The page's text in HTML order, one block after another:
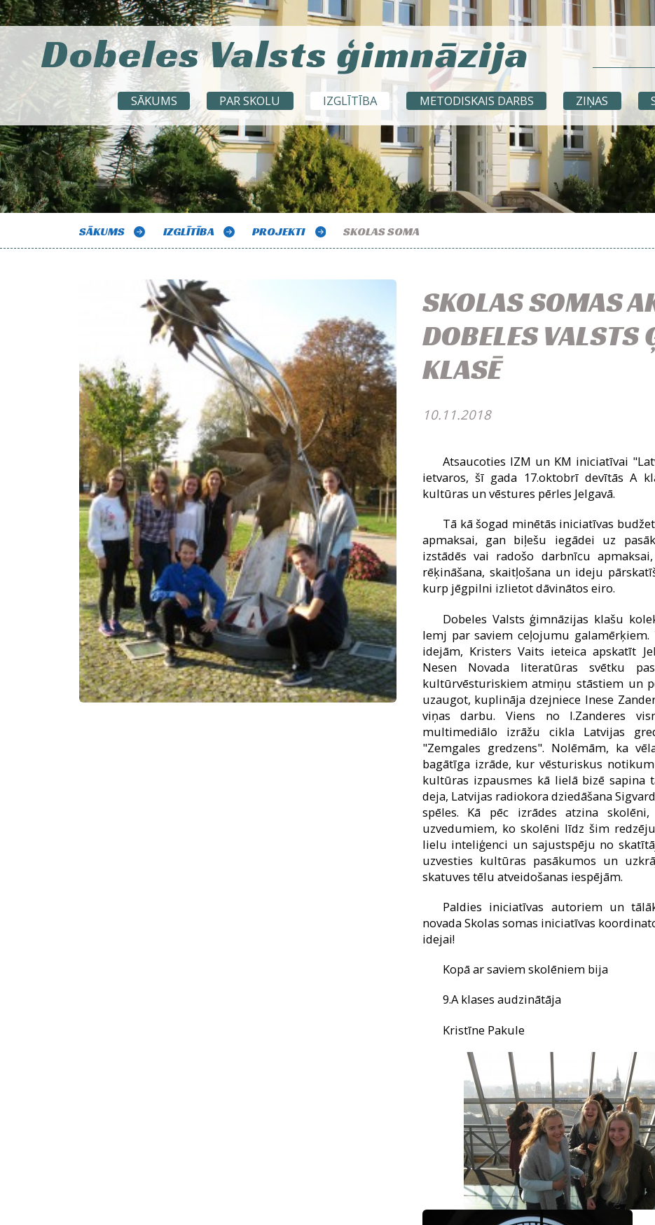
Dobeles Valsts ģimnāzija
SĀKUMS PAR SKOLU IZGLĪTĪBA METODISKAIS DARBS ZIŅAS
SĀKUMS IZGLĪTĪBA PROJEKTI SKOLAS SOMA
SKOLAS SOMAS
DOBELES
KLASĒ
10.11.2018
Atsaucoties IZM un KM iniciatīvai
ietvaros, šī gada 17.oktobrī devītās A
kultūras un vēstures pērles Jelgavā.
Tā kā šogad minētās iniciatīvas
apmaksai, gan biļešu iegādei uz
izstādēs vai radošo darbnīcu
rēķināšana, skaitļošana un ideju
kurp jēgpilni izlietot dāvinātos eiro.
Dobeles Valsts ģimnāzijas klašu
lemj par saviem ceļojumu
idejām, Kristers Vaits ieteica apskatīt
Nesen Novada literatūras svētku
kultūrvēsturiskiem atmiņu stāstiem un
uzaugot, kuplināja dzejniece Inese
viņas darbu. Viens no I.Zanderes
multimediālo izrāžu cikla Latvijas
"Zemgales gredzens". Nolēmām, ka
bagātīga izrāde, kur vēsturiskus
kultūras izpausmes kā lielā bizē sapina
deja, Latvijas radiokora dziedāšana
spēles. Kā pēc izrādes atzina
uzvedumiem, ko skolēni līdz šim
lielu inteliģenci un sajustspēju no
uzvesties kultūras pasākumos un
skatuves tēlu atveidošanas iespējām.
Paldies iniciatīvas autoriem un
novada Skolas somas iniciatīvas
idejai!
Kopā ar saviem skolēniem bija
9.A klases audzinātāja
Kristīne Pakule